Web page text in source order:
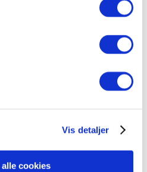
Vis detaljer
cookies
og ikke langt fra…
terrasse tæt på Fredericia